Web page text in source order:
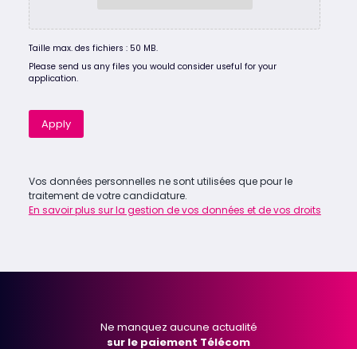
Taille max. des fichiers : 50 MB.
Please send us any files you would consider useful for your
application.
Apply
Vos données personnelles ne sont utilisées que pour le
traitement de votre candidature.
En savoir plus sur la gestion de vos données et de vos droits
Ne manquez aucune actualité
sur le paiement Télécom